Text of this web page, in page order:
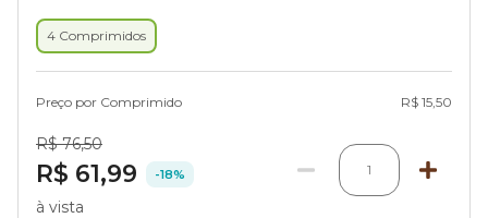
4 Comprimidos
Preço por Comprimido R$ 15,50
R$ 76,50
R$ 61,99 -18% 1
à vista